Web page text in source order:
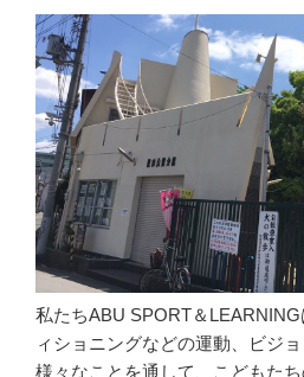
私たちABU SPORT＆
ィショニングなどの運動、ビジ
様々なことを通して、こどもた